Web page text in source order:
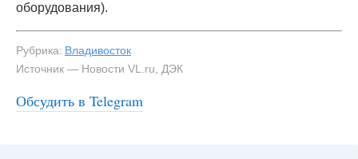
оборудования).
Рубрика: Владивосток
Источник — Новости VL.ru, ДЭК
Обсудить в Telegram